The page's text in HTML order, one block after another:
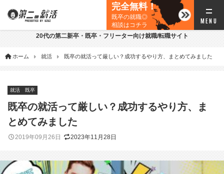
完全無料！
既卒の就職◎
相談はコチラ
20代の第二新卒・既卒・フリーター向け就職/転職サイト
ホーム 就活 既卒の就活って厳しい？成功するやり方、まとめてみました
就活 既卒
既卒の就活って厳しい？成功するやり方、ま
とめてみました
2019年09月26日 2023年11月28日